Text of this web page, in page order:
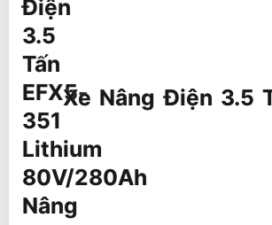
Xe Nâng Điện 3.5